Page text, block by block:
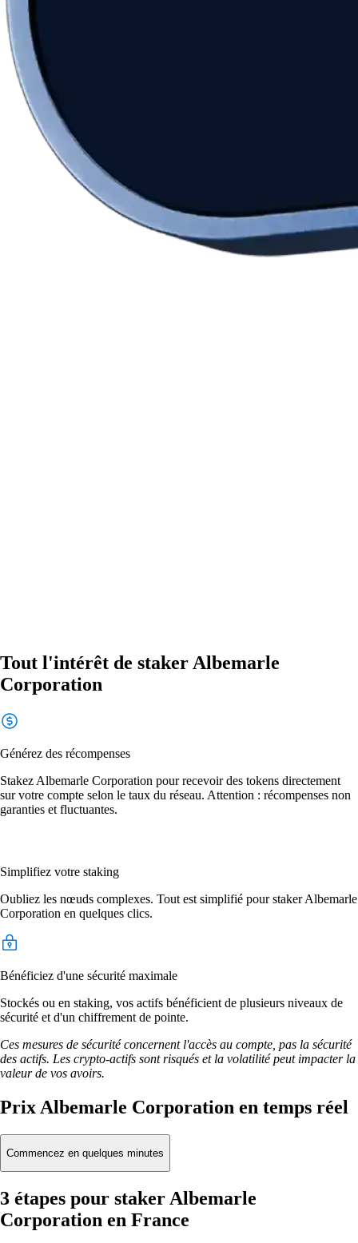
Tout l'intérêt de staker Albemarle
Corporation
Générez des récompenses
Stakez Albemarle Corporation pour recevoir des tokens directement
sur votre compte selon le taux du réseau. Attention : récompenses non
garanties et fluctuantes.
Simplifiez votre staking
Oubliez les nœuds complexes. Tout est simplifié pour staker Albemarle
Corporation en quelques clics.
Bénéficiez d'une sécurité maximale
Stockés ou en staking, vos actifs bénéficient de plusieurs niveaux de
sécurité et d'un chiffrement de pointe.
Ces mesures de sécurité concernent l'accès au compte, pas la sécurité
des actifs. Les crypto-actifs sont risqués et la volatilité peut impacter la
valeur de vos avoirs.
Prix Albemarle Corporation en temps réel
Commencez en quelques minutes
3 étapes pour staker Albemarle
Corporation en France